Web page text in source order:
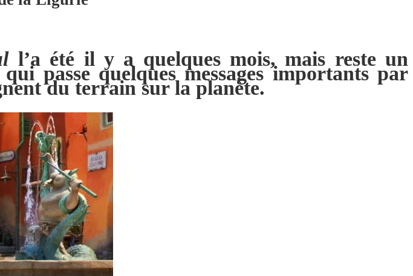
l’a été il y a quelques mois, mais reste un
passe quelques messages importants par
du terrain sur la planète.